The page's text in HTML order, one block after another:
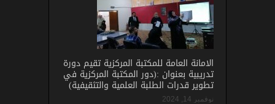
الامانة العامة للمكتبة المركزية تقيم دورة
تدريبية بعنوان :(دور المكتبة المركزية في
تطوير قدرات الطلبة العلمية والتثقيفية)
نوفمبر 14, 2024